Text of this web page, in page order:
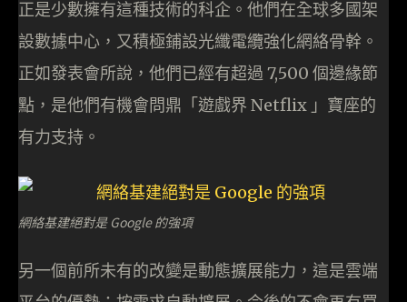
正是少數擁有這種技術的科企。他們在全球多國架
設數據中心，又積極鋪設光纖電纜強化網絡骨幹。
正如發表會所說，他們已經有超過 7,500 個邊緣節
點，是他們有機會問鼎「遊戲界 Netflix 」寶座的
有力支持。
網絡基建絕對是 Google 的強項
另一個前所未有的改變是動態擴展能力，這是雲端